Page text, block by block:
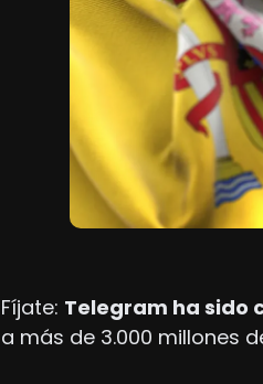
Fíjate: Telegram ha sido
a más de 3.000 millones